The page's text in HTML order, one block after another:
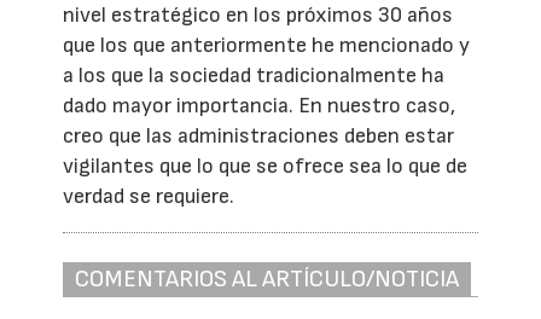
nivel estratégico en los próximos 30 años
que los que anteriormente he mencionado y
a los que la sociedad tradicionalmente ha
dado mayor importancia. En nuestro caso,
creo que las administraciones deben estar
vigilantes que lo que se ofrece sea lo que de
verdad se requiere.
COMENTARIOS AL ARTÍCULO/NOTICIA